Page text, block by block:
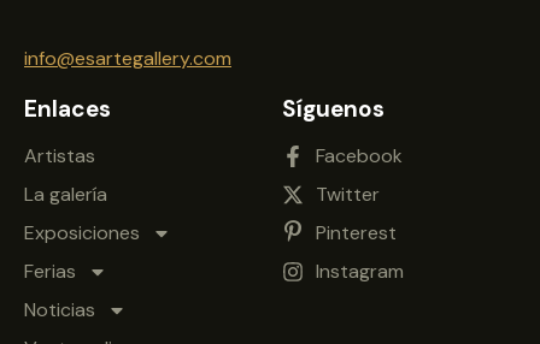
info@esartegallery.com
Enlaces
Artistas
La galería
Exposiciones
Ferias
Noticias
Síguenos
Facebook
Twitter
Pinterest
Instagram